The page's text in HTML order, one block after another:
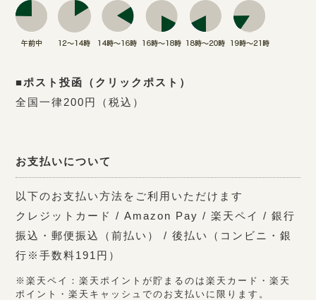
■ポスト投函（クリックポスト）
全国一律200円（税込）
お支払いについて
以下のお支払い方法をご利用いただけます
クレジットカード / Amazon Pay / 楽天ペイ / 銀行
振込・郵便振込（前払い） / 後払い（コンビニ・銀
行※手数料191円）
※楽天ペイ：楽天ポイントが貯まるのは楽天カード・楽天
ポイント・楽天キャッシュでのお支払いに限ります。